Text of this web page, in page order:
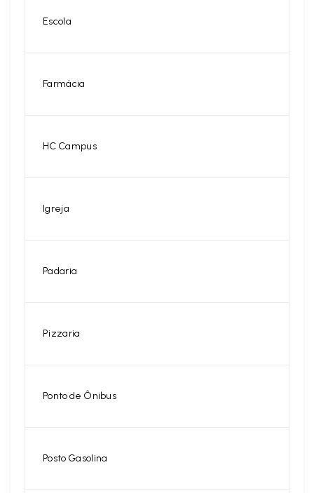
Escola
Farmácia
HC Campus
Igreja
Padaria
Pizzaria
Ponto de Ônibus
Posto Gasolina